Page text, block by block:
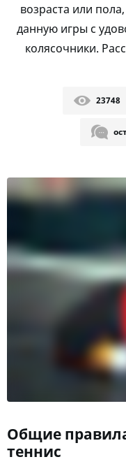
возраста или
данную игры с
колясочники.
23748
Общие
теннис